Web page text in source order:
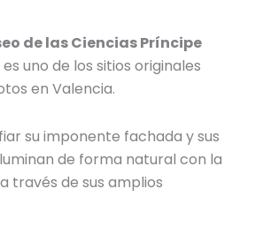
de las Ciencias Príncipe
uno de lossitios originales
en Valencia.
su imponente fachada y sus
de forma natural con la
través de sus amplios